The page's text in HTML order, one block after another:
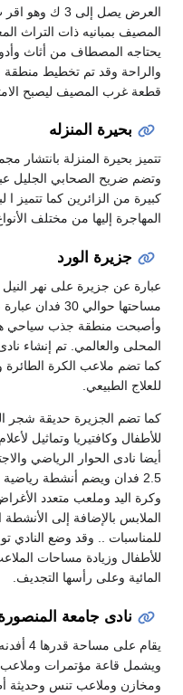
العرض يصل إلى 3 ك
المصيف بمبانيه ذات التراث
يحتاجه المصطاف من أثاث
قطعة غرب المصيف ليصبح الامتداد المستمد
بحيرة المنزله
تتميز بحيرة المنزلة بانتشار
وتضم ضريح الصحابي الجليل عبد
كبيرة من الزائرين كما تتميز ا
المهاجرة إليها من مختلف الأنواع
جزيرة الورد
عبارة عن جزيرة على نهر النيل في
مساحتها حوالي 30
وأصبحت منطقة جذب سياحي هام
المحلى والعالمي. تم إنشاء نادى
كما تضم ملاعب الكرة الطائرة
للعلاج الطبيعي.
للأطفال وكافتيريا وتماثيل
أيضا نادى الحوار الرياضي
2.5 فدان ويضم أنشطة رياضية
وكرة اليد وملعب متعدد
الملابس بالإضافة إلى الأنشطة
للمناسبات .. وقد وضع النادي
للأطفال وزيادة مساحات الملاعب
المائية وعلى رأسها التجديف.
نادى جامعة المنصورة
ويشمل قاعة مؤتمرات وملاعب
ومخازن وملاعب تنس وحديثة